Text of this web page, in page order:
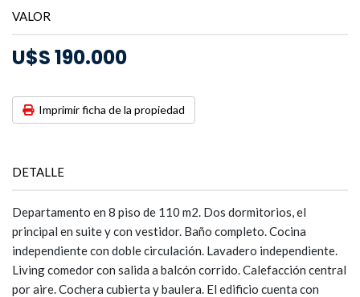
VALOR
U$S 190.000
Imprimir ficha de la propiedad
DETALLE
Departamento en 8 piso de 110 m2. Dos dormitorios, el
principal en suite y con vestidor. Baño completo. Cocina
independiente con doble circulación. Lavadero independiente.
Living comedor con salida a balcón corrido. Calefacción central
por aire. Cochera cubierta y baulera. El edificio cuenta con